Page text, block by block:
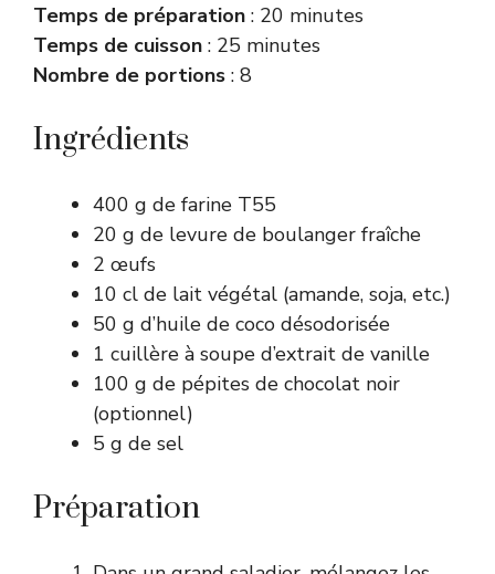
Temps de préparation : 20 minutes
Temps de cuisson : 25 minutes
Nombre de portions : 8
Ingrédients
400 g de farine T55
20 g de levure de boulanger fraîche
2 œufs
10 cl de lait végétal (amande, soja, etc.)
50 g d’huile de coco désodorisée
1 cuillère à soupe d’extrait de vanille
100 g de pépites de chocolat noir
(optionnel)
5 g de sel
Préparation